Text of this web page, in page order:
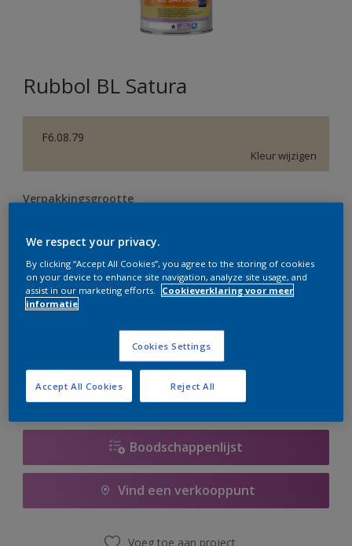
Rubbol BL Satura
F6.08.79
Kleur wijzigen
Verpakkingsgrootte
Aantal Verfcalculator
Bereken
Op dit moment is het niet mogelijk dit product online
te bestellen. Bezoek je dichtstbijzijnde winkel of klik op
de knop hieronder.
Boodschappenlijst
Vind een verkooppunt
Voeg toe aan project
We respect your privacy.
By clicking “Accept All Cookies”, you agree to the storing of cookies
on your device to enhance site navigation, analyze site usage, and
assist in our marketing efforts.
Cookieverklaring voor meer
informatie
Cookies Settings
Reject All
Accept All Cookies